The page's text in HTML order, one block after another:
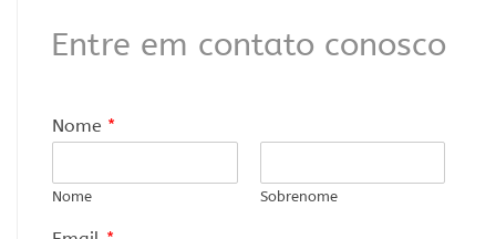
Entre em contato conosco
Nome *
Nome Sobrenome